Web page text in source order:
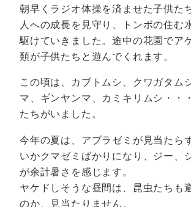
朝早くラジオ体操を済ませた子供た
人への成長を見守り、トンボの住む
駆けていきました。途中の花園でア
類が子供たちと遊んでくれます。
この頃は、カブトムシ、クワガタム
マ、ギンヤンマ、カミキリムシ・・
たちがいました。
今年の夏は、アブラゼミが見当たら
いかクマゼミばかりになり、ジー、
が余計暑さを感じます。
ヤケドしそうな昼間は、昆虫たちも
のか、見当たりません。